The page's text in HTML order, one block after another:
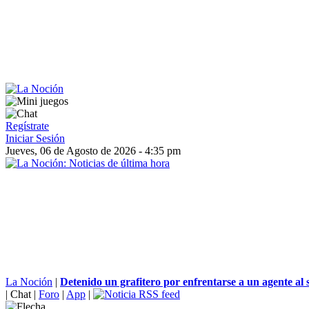
Regístrate
Iniciar Sesión
Jueves, 06 de Agosto de 2026 - 4:35 pm
La Noción | Detenido un grafitero por enfrentarse a un agente al
| Chat | Foro | App |